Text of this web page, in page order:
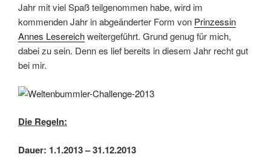
Jahr mit viel Spaß teilgenommen habe, wird im
kommenden Jahr in abgeänderter Form von Prinzessin
Annes Lesereichweitergeführt. Grund genug für mich,
dabei zu sein. Denn es lief bereits in diesem Jahr recht gut
bei mir.
Die Regeln:
Dauer: 1.1.2013 – 31.12.2013